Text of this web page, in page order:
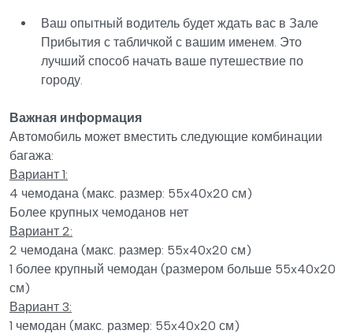
Ваш опытный водитель будет ждать вас в Зале
Прибытия с табличкой с вашим именем. Это
лучший способ начать ваше путешествие по
городу.
Важная информация
Автомобиль может вместить следующие комбинации
багажа:
Вариант 1:
4 чемодана (макс. размер: 55x40x20 см)
Более крупных чемоданов нет
Вариант 2:
2 чемодана (макс. размер: 55x40x20 см)
1 более крупный чемодан (размером больше 55x40x20
см)
Вариант 3:
1 чемодан (макс. размер: 55x40x20 см)